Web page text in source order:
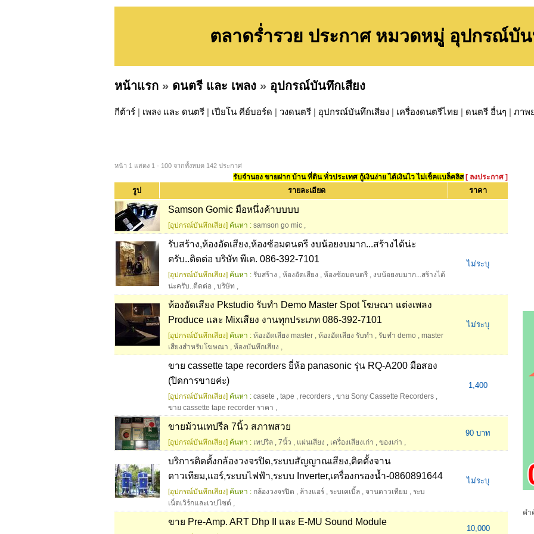
ตลาดร่ำรวย ประกาศ หมวดหมู่ อุปกรณ์บัน
หน้าแรก » ดนตรี และ เพลง » อุปกรณ์บันทึกเสียง
กีต้าร์ | เพลง และ ดนตรี | เปียโน คีย์บอร์ด | วงดนตรี | อุปกรณ์บันทึกเสียง | เครื่องดนตรีไทย | ดนตรี อื่นๆ | ภาพ
หน้า 1 แสดง 1 - 100 จากทั้งหมด 142 ประกาศ
รับจำนอง ขายฝาก บ้าน ที่ดิน ทั่วประเทศ กู้เงินง่าย ได้เงินไว ไม่เช็คแบล็คลิส [ ลงประกาศ ]
รูป รายละเอียด ราคา
Samson Gomic มือหนึ่งค้าบบบบ
[อุปกรณ์บันทึกเสียง] ค้นหา : samson go mic ,
รับสร้าง,ห้องอัดเสียง,ห้องซ้อมดนตรี งบน้อยงบมาก...สร้างได้น่ะ
ครับ..ติดต่อ บริษัท พีเค. 086-392-7101
[อุปกรณ์บันทึกเสียง] ค้นหา : รับสร้าง , ห้องอัดเสียง , ห้องซ้อมดนตรี , งบน้อยงบมาก...สร้างได้
น่ะครับ..ตืดต่อ , บริษัท ,
ไม่ระบุ
ห้องอัดเสียง Pkstudio รับทำ Demo Master Spot โฆษณา แต่งเพลง
Produce และ Mixเสียง งานทุกประเภท 086-392-7101
[อุปกรณ์บันทึกเสียง] ค้นหา : ห้องอัดเสียง master , ห้องอัดเสียง รับทำ , รับทำ demo , master
เสียงสำหรับโฆษณา , ห้องบันทึกเสียง ,
ไม่ระบุ
ขาย cassette tape recorders ยี่ห้อ panasonic รุ่น RQ-A200 มือสอง
(ปิดการขายค่ะ)
[อุปกรณ์บันทึกเสียง] ค้นหา : casete , tape , recorders , ขาย Sony Cassette Recorders ,
ขาย cassette tape recorder ราคา ,
1,400
ขายม้วนเทปรีล 7นิ้ว สภาพสวย
[อุปกรณ์บันทึกเสียง] ค้นหา : เทปรีล , 7นิ้ว , แผ่นเสียง , เครื่องเสียงเก่า , ของเก่า ,
90 บาท
บริการติดตั้งกล้องวงจรปิด,ระบบสัญญาณเสียง,ติดตั้งจาน
ดาวเทียม,แอร์,ระบบไฟฟ้า,ระบบ Inverter,เครื่องกรองน้ำ-0860891644
[อุปกรณ์บันทึกเสียง] ค้นหา : กล้องวงจรปิด , ล้างแอร์ , ระบเคเบิ้ล , จานดาวเทียม , ระบ
เน็ตเวิร์กและเวปไซต์ ,
ไม่ระบุ
ขาย Pre-Amp. ART Dhp II และ E-MU Sound Module
10,000
คำ